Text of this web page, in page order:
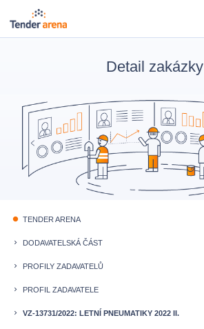
Detail zakázky
fiber_manual_record TENDER ARENA
keyboard_arrow_right DODAVATELSKÁ ČÁST
keyboard_arrow_right PROFILY ZADAVATELŮ
keyboard_arrow_right PROFIL ZADAVATELE
keyboard_arrow_right VZ-13731/2022: LETNÍ PNEUMATIKY 2022 II.